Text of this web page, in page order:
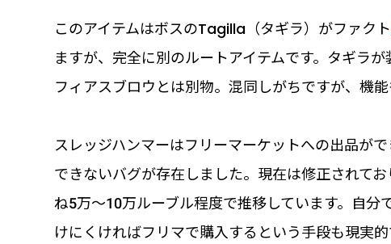
このアイテムはボスのTagilla（タギラ）がファクト
ますが、完全に別のルートアイテムです。タギラ
フィアスブロウとは別物。混同しがちですが、機能
スレッジハンマーはフリーマーケットへの出品が
できないバグが存在しました。現在は修正されて
ね5万～10万ルーブル程度で推移しています。自
けにくければフリマで購入するという手段も現実的